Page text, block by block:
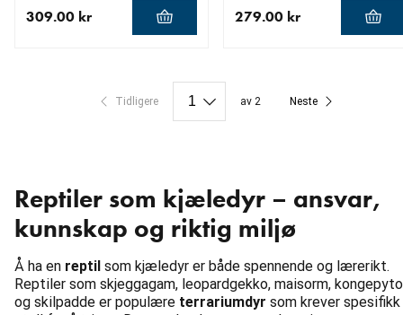
309.00 kr 279.00 kr
Tidligere av 2 Neste
Reptiler som kjæledyr – ansvar,
kunnskap og riktig miljø
Å ha en reptil som kjæledyr er både spennende og lærerikt.
Reptiler som skjeggagam, leopardgekko, maisorm,
og skilpadde er populære terrariumdyr som krever spesifikk